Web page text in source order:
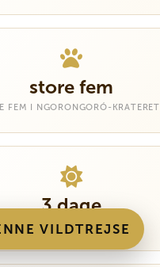
store fem
FEM I NGORONGORÓ-KRATERET
3 dage
FULL SERENGÉTI SAFARITURE
VILDTREJSE